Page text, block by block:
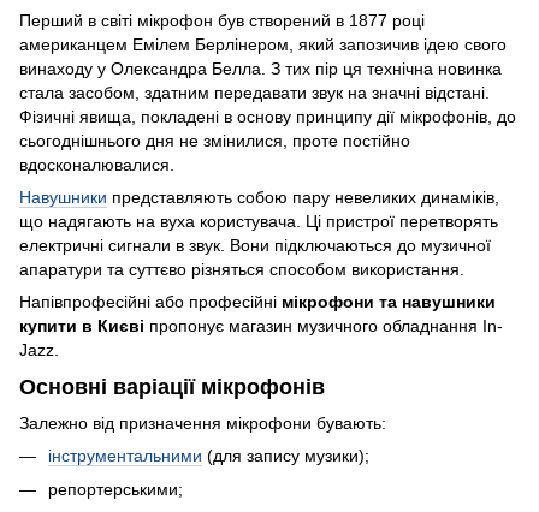
Перший в світі мікрофон був створений в 1877 році
американцем Емілем Берлінером, який запозичив ідею свого
винаходу у Олександра Белла. З тих пір ця технічна новинка
стала засобом, здатним передавати звук на значні відстані.
Фізичні явища, покладені в основу принципу дії мікрофонів, до
сьогоднішнього дня не змінилися, проте постійно
вдосконалювалися.
Навушники представляють собою пару невеликих динаміків,
що надягають на вуха користувача. Ці пристрої перетворять
електричні сигнали в звук. Вони підключаються до музичної
апаратури та суттєво різняться способом використання.
Напівпрофесійні або професійні мікрофони та навушники
купити в Києві пропонує магазин музичного обладнання In-
Jazz.
Основні варіації мікрофонів
Залежно від призначення мікрофони бувають:
інструментальними (для запису музики);
репортерськими;